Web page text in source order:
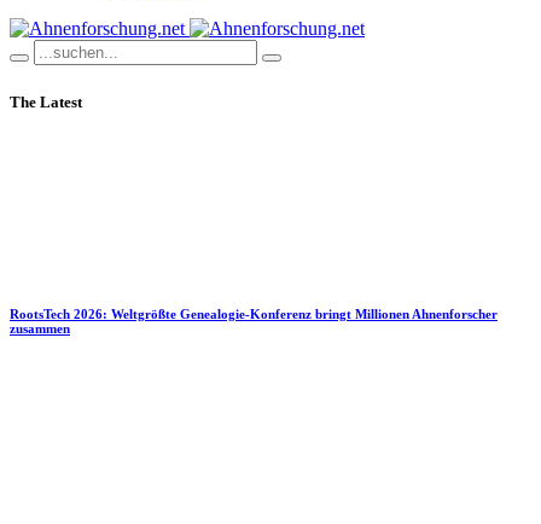
The Latest
RootsTech 2026: Weltgrößte Genealogie-Konferenz bringt Millionen Ahnenforscher
zusammen